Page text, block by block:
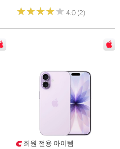
★★★★★
★★★★★ 4.0 (2)
회원 전용 아이템